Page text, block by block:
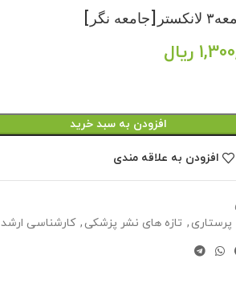
نگر]
ریال
افزودن به سبد خرید
افزودن به علاقه مندی
پرستاری , تازه های نشر پزشکی , کارشناسی ارشد